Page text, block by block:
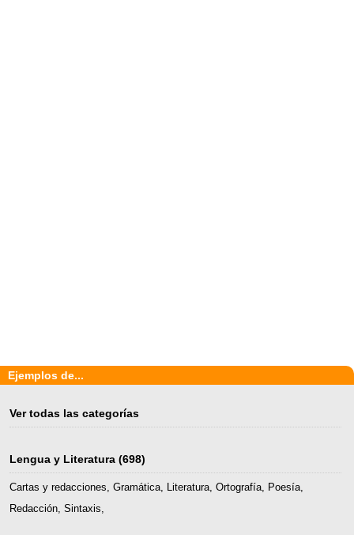
Ejemplos de...
Ver todas las categorías
Lengua y Literatura (698)
Cartas y redacciones, Gramática, Literatura, Ortografía, Poesía,
Redacción, Sintaxis,